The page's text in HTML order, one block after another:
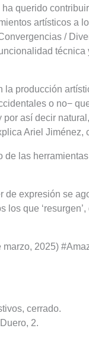
querido
artísticos a
/
producción
o no−
así decir
Ariel Jiménez,
las
de expresión se
que
2025)
cerrado.
2.